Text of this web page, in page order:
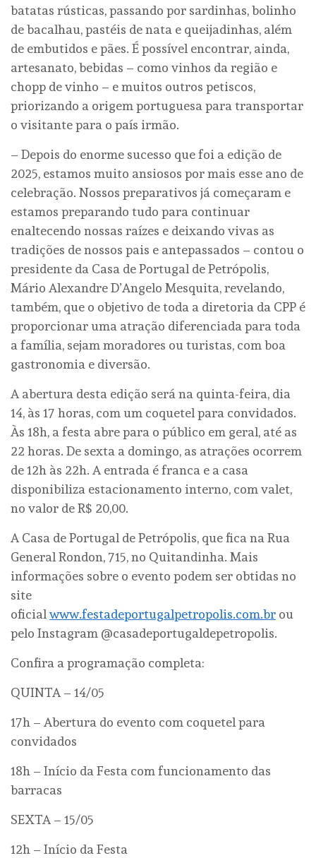
batatas rústicas, passando por sardinhas, bolinho
de bacalhau, pastéis de nata e queijadinhas, além
de embutidos e pães. É possível encontrar, ainda,
artesanato, bebidas – como vinhos da região e
chopp de vinho – e muitos outros petiscos,
priorizando a origem portuguesa para transportar
o visitante para o país irmão.
– Depois do enorme sucesso que foi a edição de
2025, estamos muito ansiosos por mais esse ano de
celebração. Nossos preparativos já começaram e
estamos preparando tudo para continuar
enaltecendo nossas raízes e deixando vivas as
tradições de nossos pais e antepassados – contou o
presidente da Casa de Portugal de Petrópolis,
Mário Alexandre D’Angelo Mesquita, revelando,
também, que o objetivo de toda a diretoria da CPP é
proporcionar uma atração diferenciada para toda
a família, sejam moradores ou turistas, com boa
gastronomia e diversão.
A abertura desta edição será na quinta-feira, dia
14, às 17 horas, com um coquetel para convidados.
Às 18h, a festa abre para o público em geral, até as
22 horas. De sexta a domingo, as atrações ocorrem
de 12h às 22h. A entrada é franca e a casa
disponibiliza estacionamento interno, com valet,
no valor de R$ 20,00.
A Casa de Portugal de Petrópolis, que fica na Rua
General Rondon, 715, no Quitandinha. Mais
informações sobre o evento podem ser obtidas no
site
oficialwww.festadeportugalpetropolis.com.br ou
pelo Instagram @casadeportugaldepetropolis.
Confira a programação completa:
QUINTA – 14/05
17h – Abertura do evento com coquetel para
convidados
18h – Início da Festa com funcionamento das
barracas
SEXTA – 15/05
12h – Início da Festa